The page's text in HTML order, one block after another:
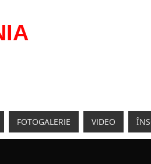
FOTOGALERIE VIDEO